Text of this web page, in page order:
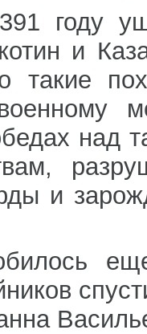
году
и
такие
над
и